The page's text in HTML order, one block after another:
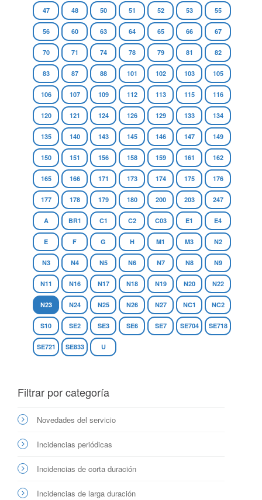
47 48 50 51 52 53 55
56 60 63 64 65 66 67
70 71 74 78 79 81 82
83 87 88 101 102 103 105
106 107 109 112 113 115 116
120 121 124 126 129 133 134
135 140 143 145 146 147 149
150 151 156 158 159 161 162
165 166 171 173 174 175 176
177 178 179 180 200 203 247
A BR1 C1 C2 C03 E1 E4
E F G H M1 M3 N2
N3 N4 N5 N6 N7 N8 N9
N11 N16 N17 N18 N19 N20 N22
N23 N24 N25 N26 N27 NC1 NC2
S10 SE2 SE3 SE6 SE7 SE704 SE718
SE721 SE833 U
Filtrar por categoría
Novedades del servicio
Incidencias periódicas
Incidencias de corta duración
Incidencias de larga duración